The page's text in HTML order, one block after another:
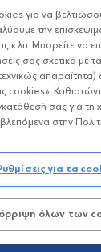
ΑΕΔΑΚ
ESG
και συνεργάτες
ΕΓΓΥΗΜΕΝΗ
ΔΕΝ
ΜΕΛΛΟΝΤΙΚΕΣ
© Eurobank
Προσωπικών
Όροι χρήσης
για να
την
κ.λπ. Μπορείτε να
σας σχετικά με
cookies».
σας για τη
στην
για τα
όλων των